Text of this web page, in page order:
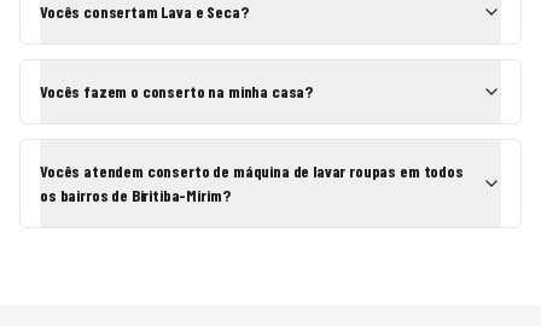
Vocês consertam Lava e Seca?
Vocês fazem o conserto na minha casa?
Vocês atendem conserto de máquina de lavar roupas em todos
os bairros de Biritiba-Mirim?